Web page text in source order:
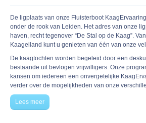
De ligplaats van onze Fluisterboot
onder de rook van Leiden. Het adres van onze
haven, recht tegenover “De Stal op de Kaag”.
Kaageiland kunt u genieten van één van onze
De kaagtochten worden begeleid door een
bestaande uit bevlogen vrijwilligers. Onze
kansen om iedereen een onvergetelijke
verder over de mogelijkheden van onze
Lees meer